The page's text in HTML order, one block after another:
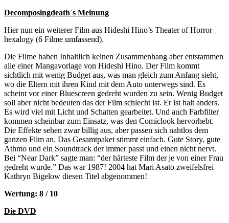
Decomposingdeath´s Meinung
Hier nun ein weiterer Film aus Hideshi Hino’s Theater of Horror
hexalogy (6 Filme umfassend).
Die Filme haben Inhaltlich keinen Zusammenhang aber entstammen
alle einer Mangavorlage von Hideshi Hino. Der Film kommt
sichtlich mit wenig Budget aus, was man gleich zum Anfang sieht,
wo die Eltern mit ihren Kind mit dem Auto unterwegs sind. Es
scheint vor einer Bluescreen gedreht wurden zu sein. Wenig Budget
soll aber nicht bedeuten das der Film schlecht ist. Er ist halt anders.
Es wird viel mit Licht und Schatten gearbeitet. Und auch Farbfilter
kommen scheinbar zum Einsatz, was den Comiclook hervorhebt.
Die Effekte sehen zwar billig aus, aber passen sich nahtlos dem
ganzen Film an. Das Gesamtpaket stimmt einfach. Gute Story, gute
Athmo und ein Soundtrack der immer passt und einen nicht nervt.
Bei “Near Dark” sagte man: “der härteste Film der je von einer Frau
gedreht wurde.” Das war 1987! 2004 hat Mari Asato zweifelsfrei
Kathryn Bigelow diesen Titel abgenommen!
Wertung: 8 / 10
Die DVD